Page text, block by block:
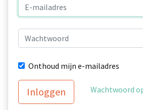
Onthoud mijn e-mailadres
Inloggen Wachtwoord